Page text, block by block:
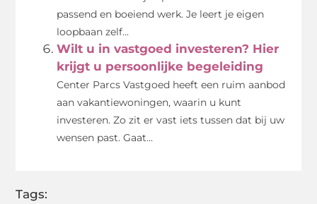
passend en boeiend werk. Je leert je eigen
loopbaan zelf...
Wilt u in vastgoed investeren? Hier
krijgt u persoonlijke begeleiding
Center Parcs Vastgoed heeft een ruim aanbod
aan vakantiewoningen, waarin u kunt
investeren. Zo zit er vast iets tussen dat bij uw
wensen past. Gaat...
Tags: